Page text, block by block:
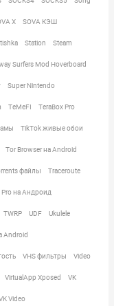
X SOVA КЭШ
Station Steam
Surfers Mod Hoverboard
Super Nintendo
TeMeFI TeraBox Pro
TikTok живые обои
Tor Browser на Android
файлы Traceroute
на Андроид
TWRP UDF Ukulele
Android
VHS фильтры Video
VirtualApp Xposed VK
Video